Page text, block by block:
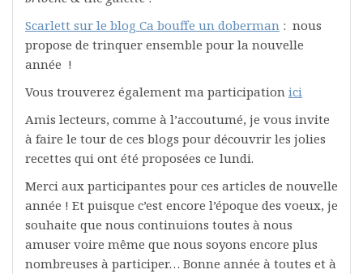
Scarlett sur le blog Ca bouffe un doberman : nous
propose de trinquer ensemble pour la nouvelle
année !
Vous trouverez également ma participation ici
Amis lecteurs, comme à l’accoutumé, je vous invite
à faire le tour de ces blogs pour découvrir les jolies
recettes qui ont été proposées ce lundi.
Merci aux participantes pour ces articles de nouvelle
année ! Et puisque c’est encore l’époque des voeux, je
souhaite que nous continuions toutes à nous
amuser voire même que nous soyons encore plus
nombreuses à participer… Bonne année à toutes et à